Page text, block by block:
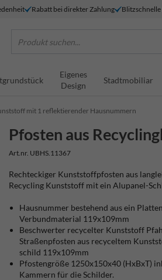
Rabatt bei direkter Zahlung
Produkt suchen...
Eigenes
Design
Stadtmobiliar
mit 1 reflektierender Hausnummern
Pfosten aus
Art.nr. UBHS.11367
Rechteckiger Kunststoffpfosten aus
Recycling Kunststoff mit ein Alupanel-
Hausnummer bestehend aus ein
Verbundmaterial 119x109mm
Beschwerter recycelter Kunststoff
Straßenpfosten aus recyceltem
schild 119x109mm
Pfostengröße 1250x150x40 (HxBxT)
Kammern für die Schilder.